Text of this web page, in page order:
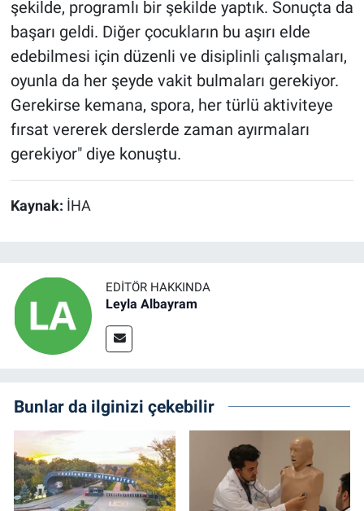
şekilde, programlı bir şekilde yaptık. Sonuçta da
başarı geldi. Diğer çocukların bu aşırı elde
edebilmesi için düzenli ve disiplinli çalışmaları,
oyunla da her şeyde vakit bulmaları gerekiyor.
Gerekirse kemana, spora, her türlü aktiviteye
fırsat vererek derslerde zaman ayırmaları
gerekiyor" diye konuştu.
Kaynak: İHA
EDITÖR HAKKINDA
Leyla Albayram
Bunlar da ilginizi çekebilir